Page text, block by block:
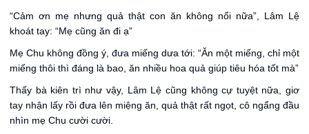
“Cảm ơn mẹ nhưng quả thật con ăn không nổi nữa”, Lâm Lệ
khoát tay: “Mẹ cũng ăn đi ạ”
Mẹ Chu không đồng ý, đưa miếng dưa tới: “Ăn một miếng, chỉ một
miếng thôi thì đáng là bao, ăn nhiều hoa quả giúp tiêu hóa tốt mà”
Thấy bà kiên trì như vậy, Lâm Lệ cũng không cự tuyệt nữa, giơ
tay nhận lấy rồi đưa lên miệng ăn, quả thật rất ngọt, cô ngẩng đầu
nhìn mẹ Chu cười cười.